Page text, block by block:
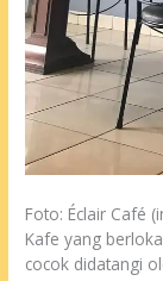
Foto: Éclair Café
Kafe yang
cocok didatangi